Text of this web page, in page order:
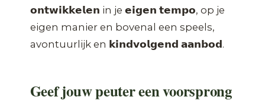
𝗼𝗻𝘁𝘄𝗶𝗸𝗸𝗲𝗹𝗲𝗻 in je 𝗲𝗶𝗴𝗲𝗻 𝘁𝗲𝗺𝗽𝗼, op je
eigen manier en bovenal een speels,
avontuurlijk en 𝗸𝗶𝗻𝗱𝘃𝗼𝗹𝗴𝗲𝗻𝗱 𝗮𝗮𝗻𝗯𝗼𝗱.
Geef jouw peuter een voorsprong